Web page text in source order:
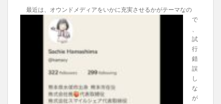
最近は、オウン ドメディアをいかに充実させるかがテーマなの
で
、
試
行
錯
誤
し
な
が